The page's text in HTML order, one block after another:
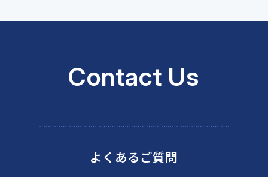
Contact Us
よくあるご質問